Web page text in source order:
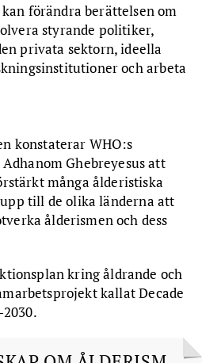
kan förändra berättelsen om
styrande politiker,
privata sektorn, ideella
och arbeta
konstaterar WHO:s
Ghebreyesus att
många ålderistiska
till de olika länderna att
ålderismen och dess
kring åldrande och
kallat Decade